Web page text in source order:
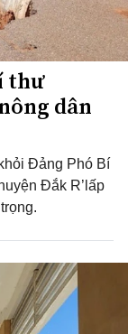
thư
dân
Đảng Phó Bí
Đắk R’lấp